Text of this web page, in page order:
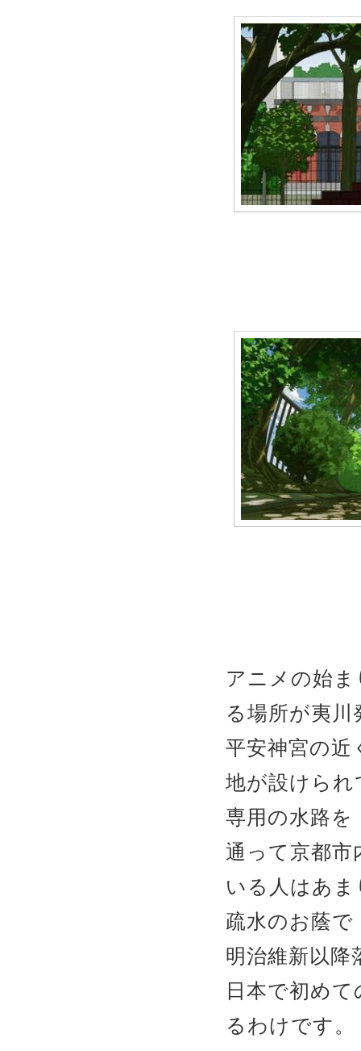
アニメの始
る場所が夷川
平安神宮の
地が設けら
専用の水路を
通って京都
いる人はあ
疏水のお蔭で
明治維新以降
日本で初め
るわけです。